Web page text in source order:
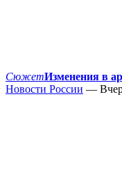
СюжетИзменения в
Новости России —